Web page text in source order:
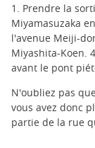
1. Prendre la
Miyamasuzaka
l'avenue Meiji-
Miyashita-Koen.
avant le pont
N'oubliez pas
vous avez donc
partie de la rue